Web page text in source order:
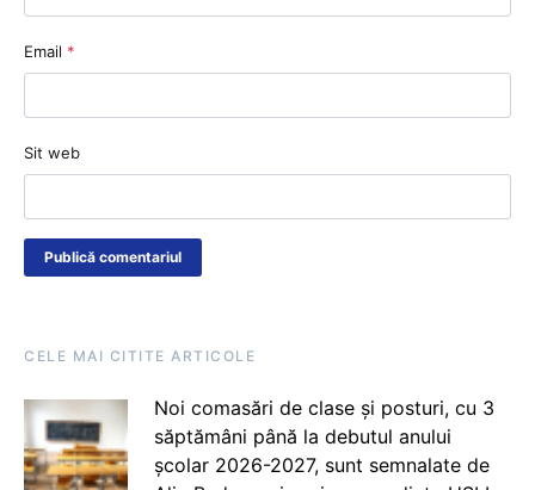
Email *
Sit web
CELE MAI CITITE ARTICOLE
Noi comasări de clase și posturi, cu 3
săptămâni până la debutul anului
școlar 2026-2027, sunt semnalate de